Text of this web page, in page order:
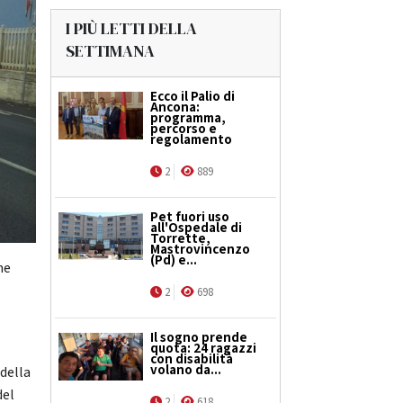
I PIÙ LETTI DELLA
SETTIMANA
Ecco il Palio di
Ancona:
programma,
percorso e
regolamento
2 889
Pet fuori uso
all'Ospedale di
Torrette,
Mastrovincenzo
(Pd) e...
2 698
Il sogno prende
quota: 24 ragazzi
con disabilità
volano da...